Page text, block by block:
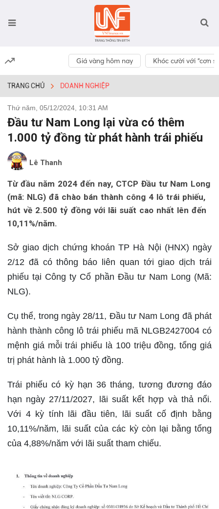
Giá vàng hôm nay Khóc cười với “cơn
TRANG CHỦ DOANH NGHIỆP
Thứ năm, 05/12/2024, 10:31 AM
Đầu tư Nam Long lại vừa có thêm
1.000 tỷ đồng từ phát hành trái phiếu
Lê Thanh
Từ đầu năm 2024 đến nay, CTCP Đầu tư Nam Long
(mã: NLG) đã chào bán thành công 4 lô trái phiếu,
hút về 2.500 tỷ đồng với lãi suất cao nhất lên đến
10,11%/năm.
Sở giao dịch chứng khoán TP Hà Nội (HNX) ngày
2/12 đã có thông báo liên quan tới giao dịch trái
phiếu tại Công ty Cổ phần Đầu tư Nam Long (Mã:
NLG).
Cụ thể, trong ngày 28/11, Đầu tư Nam Long đã phát
hành thành công lô trái phiếu mã NLGB2427004 có
mệnh giá mỗi trái phiếu là 100 triệu đồng, tổng giá
trị phát hành là 1.000 tỷ đồng.
Trái phiếu có kỳ hạn 36 tháng, tương đương đáo
hạn ngày 27/11/2027, lãi suất kết hợp và thả nổi.
Với 4 kỳ tính lãi đầu tiên, lãi suất cố định bằng
10,11%/năm, lãi suất của các kỳ còn lại bằng tổng
của 4,88%/năm với lãi suất tham chiếu.